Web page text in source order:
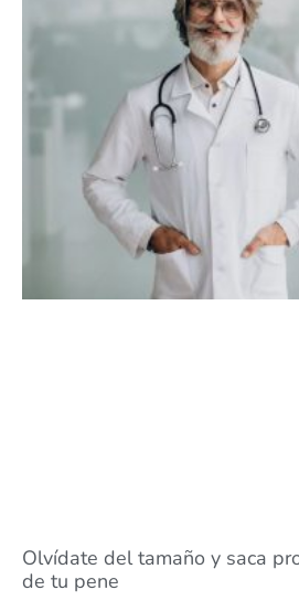
Olvídate del tamaño y saca
de tu pene